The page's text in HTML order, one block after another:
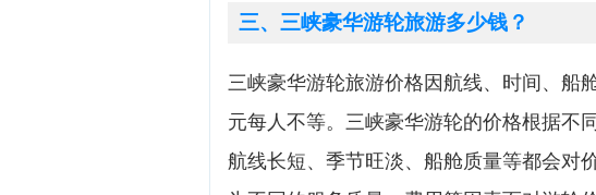
三、三峡豪华游轮旅游多少钱？
三峡豪华游轮旅游价格因航线、时间、船
元每人不等。三峡豪华游轮的价格根据不
航线长短、季节旺淡、船舱质量等都会对